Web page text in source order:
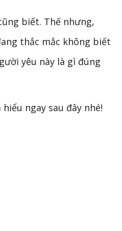
biết. Thế nhưng,
thắc mắc không biết
yêu này là gì đúng
ngay sau đây nhé!